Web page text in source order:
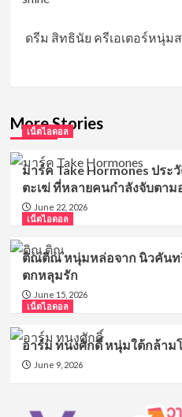
ดรีม สิทธินัย ครีเอเตอร์หนุ่ม
More Stories
เน็ตไอดอล
มาร์ค Take Hormones ปร
ตะเฆ่ ที่หลายคนกำลังจับตาม
June 22, 2026
เน็ตไอดอล
ติณติณ หนุ่มหล่อจาก นิวคันท
ตกหลุมรัก
June 15, 2026
เน็ตไอดอล
อาร์ม ทนงศักดิ์ หนุ่มใต้กล้าม
June 9, 2026